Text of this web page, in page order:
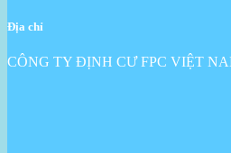
Địa chỉ
CÔNG TY ĐỊNH CƯ FPC VIỆT